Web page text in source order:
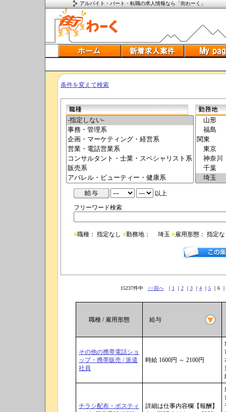
アルバイト・パート・転職の求人情報なら「街わーく」
条件を変えて検索
以上
フリーワード検索
■職種： 指定なし ■勤務地： 埼玉 ■雇用形態： 指定
15237件中 <<前へ｜ 1 ｜ 2｜ 3｜ 4｜ 5｜6 ｜
職種 / 雇用形態 給与
その他の携帯電話ショ
ップ・携帯販売 / 派遣
社員
時給 1600円 ～ 2100円
チラシ配布・ポスティ
詳細は仕事内容欄【報酬】